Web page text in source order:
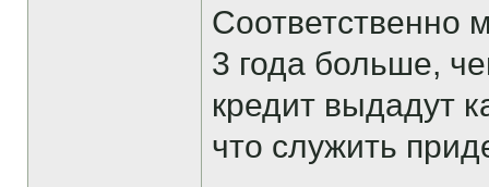
Соответственно
3 года больше,
кредит выдадут
что служить